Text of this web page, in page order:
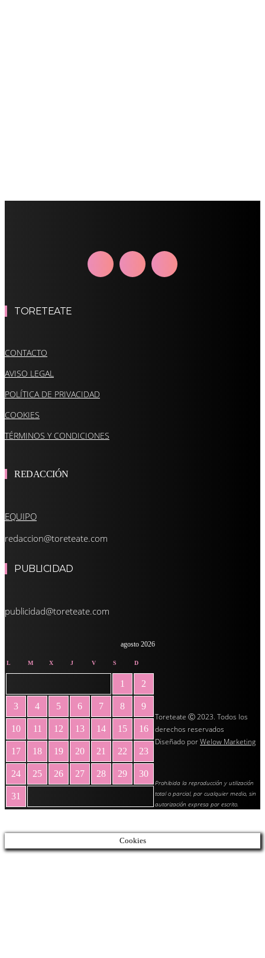
TORETEATE
CONTACTO
AVISO LEGAL
POLÍTICA DE PRIVACIDAD
COOKIES
TÉRMINOS Y CONDICIONES
REDACCIÓN
EQUIPO
redaccion@toreteate.com
PUBLICIDAD
publicidad@toreteate.com
agosto 2026
L M X J V S D
1 2
3 4 5 6 7 8 9
10 11 12 13 14 15 16
17 18 19 20 21 22 23
24 25 26 27 28 29 30
31
Toreteate Ⓒ 2023. Todos los
derechos reservados
Diseñado porWelow Marketing
Prohibida la reproducción y utilización
total o parcial, por cualquier medio, sin
autorización expresa por escrito.
Cookies